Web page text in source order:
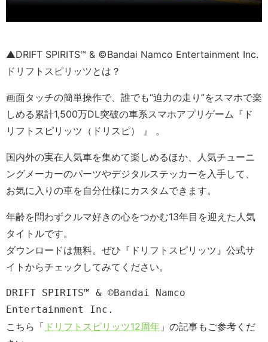
▲DRIFT SPIRITS™ & ©Bandai Namco Entertainment Inc.
ドリフトスピリッツとは？
画面タッチの簡単操作で、誰でも“迫力の走り”をスマホで楽
しめる累計1,500万DL突破の車系スマホアプリゲーム『ド
リフトスピリッツ（ドリスピ） 』 。
国内外の実在人気車を集めて楽しめるほか、人気チューニ
ングメーカーのパーツやデジタルステッカーを入手して、
お気に入りの車を自分仕様にカスタムできます。
年齢を問わずクルマ好きの心をつかむ13年目を迎えた人気
タイトルです。
ダウンロードは無料。ぜひ『ドリフトスピリッツ』公式サ
イトからチェックしてみてください。
DRIFT SPIRITS™ & ©Bandai Namco
Entertainment Inc.
こちら「 ドリフトスピリッツ12周年 」の記事もご参考くだ